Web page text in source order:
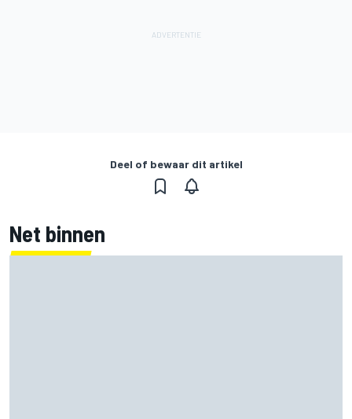
Deel of bewaar dit artikel
Net binnen